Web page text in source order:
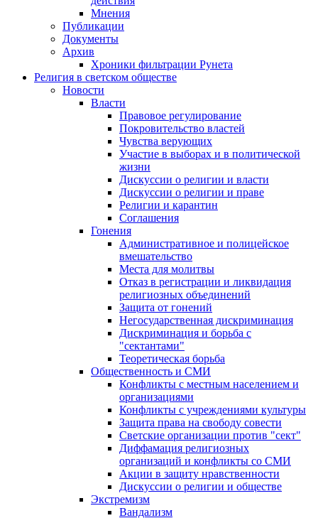
Мнения
Публикации
Документы
Архив
Хроники фильтрации Рунета
Религия в светском обществе
Новости
Власти
Правовое регулирование
Покровительство властей
Чувства верующих
Участие в выборах и в политической
жизни
Дискуссии о религии и власти
Дискуссии о религии и праве
Религии и карантин
Соглашения
Гонения
Административное и полицейское
вмешательство
Места для молитвы
Отказ в регистрации и ликвидация
религиозных объединений
Защита от гонений
Негосударственная дискриминация
Дискриминация и борьба с
"сектантами"
Теоретическая борьба
Общественность и СМИ
Конфликты с местным населением и
организациями
Конфликты с учреждениями культуры
Защита права на свободу совести
Светские организации против "сект"
Диффамация религиозных
организаций и конфликты со СМИ
Акции в защиту нравственности
Дискуссии о религии и обществе
Экстремизм
Вандализм